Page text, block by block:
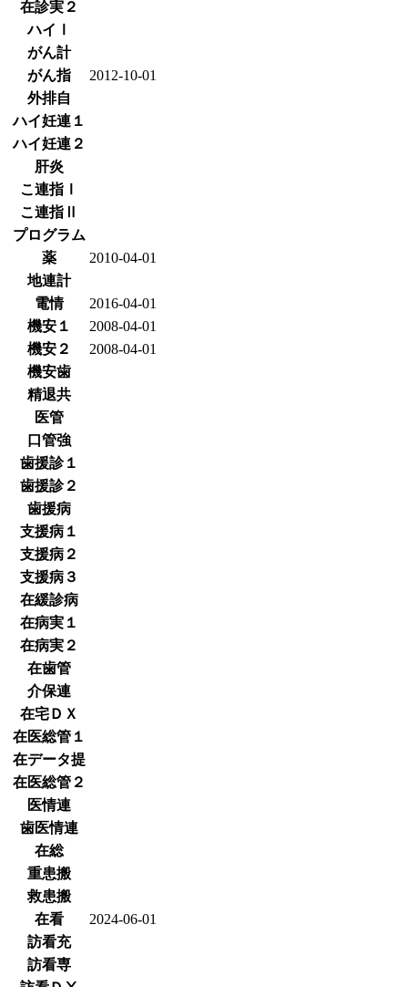
在診実２
ハイⅠ
がん計
がん指
2012-10-01
外排自
ハイ妊連１
ハイ妊連２
肝炎
こ連指Ⅰ
こ連指Ⅱ
プログラム
薬
2010-04-01
地連計
電情
2016-04-01
機安１
2008-04-01
機安２
2008-04-01
機安歯
精退共
医管
口管強
歯援診１
歯援診２
歯援病
支援病１
支援病２
支援病３
在緩診病
在病実１
在病実２
在歯管
介保連
在宅ＤＸ
在医総管１
在データ提
在医総管２
医情連
歯医情連
在総
重患搬
救患搬
在看
2024-06-01
訪看充
訪看専